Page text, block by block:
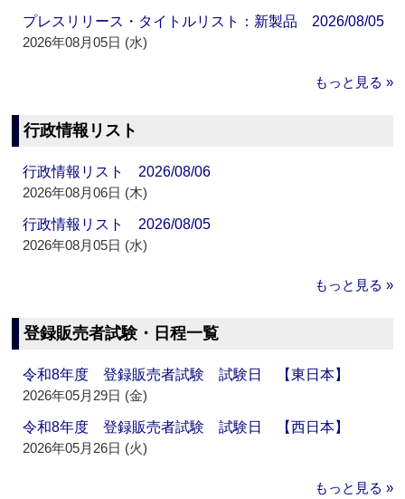
プレスリリース・タイトルリスト：新製品 2026/08/05
2026年08月05日 (水)
もっと見る »
行政情報リスト
行政情報リスト 2026/08/06
2026年08月06日 (木)
行政情報リスト 2026/08/05
2026年08月05日 (水)
もっと見る »
登録販売者試験・日程一覧
令和8年度 登録販売者試験 試験日 【東日本】
2026年05月29日 (金)
令和8年度 登録販売者試験 試験日 【西日本】
2026年05月26日 (火)
もっと見る »